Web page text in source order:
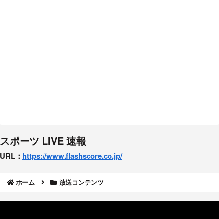
スポーツ LIVE 速報
URL： https://www.flashscore.co.jp/
ホーム 放送コンテンツ